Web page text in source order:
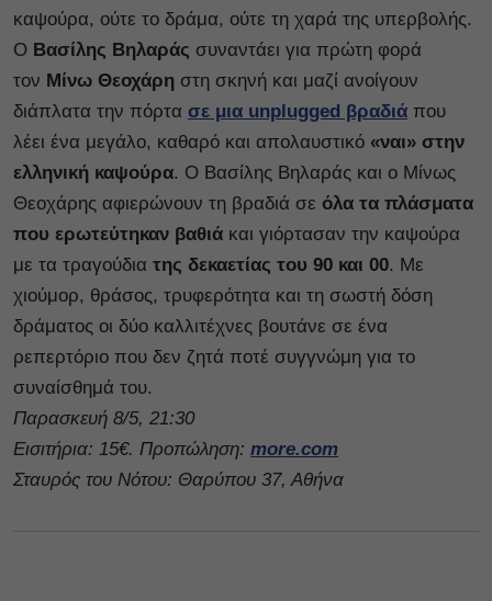
καψούρα, ούτε το δράμα, ούτε τη χαρά της υπερβολής.
Ο Βασίλης Βηλαράς συναντάει για πρώτη φορά
τον Μίνω Θεοχάρη στη σκηνή και μαζί ανοίγουν
διάπλατα την πόρτα σε μια unplugged βραδιά που
λέει ένα μεγάλο, καθαρό και απολαυστικό «ναι» στην
ελληνική καψούρα. Ο Βασίλης Βηλαράς και ο Μίνως
Θεοχάρης αφιερώνουν τη βραδιά σε όλα τα πλάσματα
που ερωτεύτηκαν βαθιά και γιόρτασαν την καψούρα
με τα τραγούδια της δεκαετίας του 90 και 00. Με
χιούμορ, θράσος, τρυφερότητα και τη σωστή δόση
δράματος οι δύο καλλιτέχνες βουτάνε σε ένα
ρεπερτόριο που δεν ζητά ποτέ συγγνώμη για το
συναίσθημά του.
Παρασκευή 8/5, 21:30
Εισιτήρια: 15€. Προπώληση: more.com
Σταυρός του Νότου: Θαρύπου 37, Αθήνα